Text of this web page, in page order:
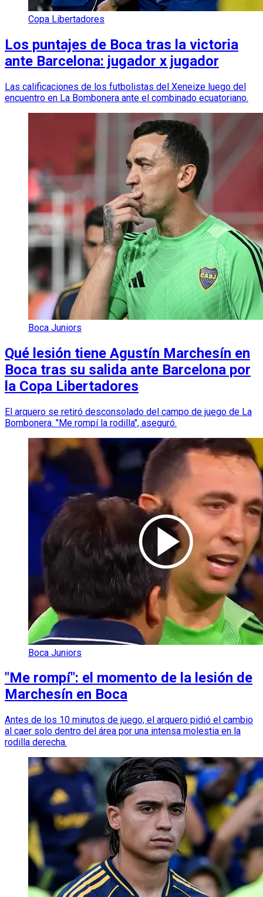
Copa Libertadores
Los puntajes de Boca tras la victoria
ante Barcelona: jugador x jugador
Las calificaciones de los futbolistas del Xeneize luego del
encuentro en La Bombonera ante el combinado ecuatoriano.
Boca Juniors
Qué lesión tiene Agustín Marchesín en
Boca tras su salida ante Barcelona por
la Copa Libertadores
El arquero se retiró desconsolado del campo de juego de La
Bombonera. "Me rompí la rodilla", aseguró.
Boca Juniors
"Me rompí": el momento de la lesión de
Marchesín en Boca
Antes de los 10 minutos de juego, el arquero pidió el cambio
al caer solo dentro del área por una intensa molestia en la
rodilla derecha.